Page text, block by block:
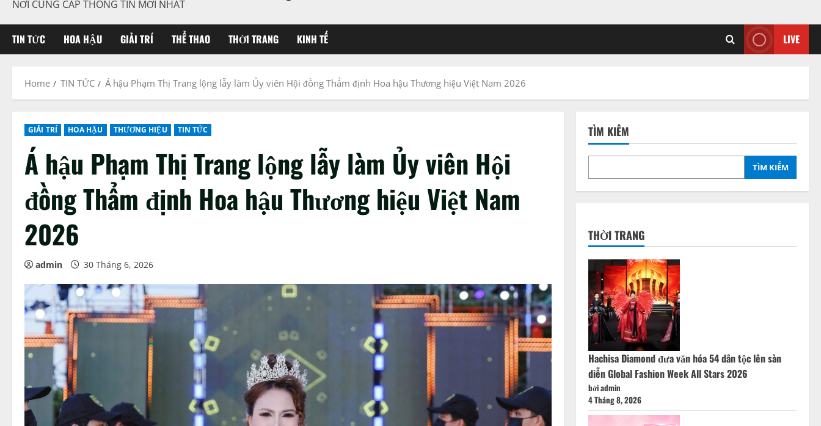
NƠI CUNG CẤP THÔNG TIN MỚI NHẤT
TIN TỨC HOA HẬU GIẢI TRÍ THỂ THAO THỜI TRANG KINH TẾ LIVE
Home TIN TỨC Á hậu Phạm Thị Trang lộng lẫy làm Ủy viên Hội đồng Thẩm định Hoa hậu Thương hiệu Việt Nam 2026
GIẢI TRÍ HOA HẬU THƯƠNG HIỆU TIN TỨC
Á hậu Phạm Thị Trang lộng lẫy làm Ủy viên Hội
đồng Thẩm định Hoa hậu Thương hiệu Việt Nam
2026
admin 30 Tháng 6, 2026
TÌM KIẾM
TÌM KIẾM
THỜI TRANG
Hachisa Diamond đưa văn hóa 54 dân tộc lên sàn
diễn Global Fashion Week All Stars 2026
bởi admin
4 Tháng 8, 2026